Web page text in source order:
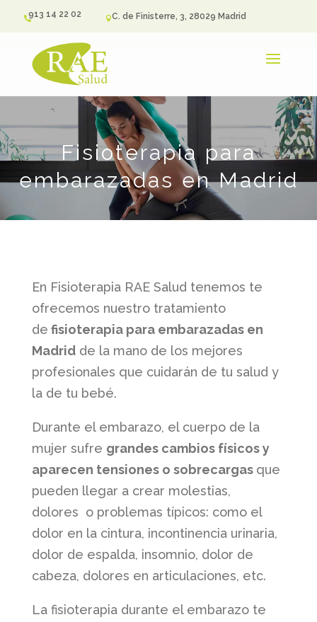
913 14 22 02 C. de Finisterre, 3, 28029 Madrid
Fisioterapia para
embarazadas en Madrid
En Fisioterapia RAE Salud tenemos te
ofrecemos nuestro tratamiento
de fisioterapia para embarazadas en
Madridde la mano de los mejores
profesionales que cuidarán de tu salud y
la de tu bebé.
Durante el embarazo, el cuerpo de la
mujer sufre grandes cambios físicos y
aparecen tensiones o sobrecargas que
pueden llegar a crear molestias,
dolores o problemas típicos: como el
dolor en la cintura, incontinencia urinaria,
dolor de espalda, insomnio, dolor de
cabeza, dolores en articulaciones, etc.
La fisioterapia durante el embarazo te